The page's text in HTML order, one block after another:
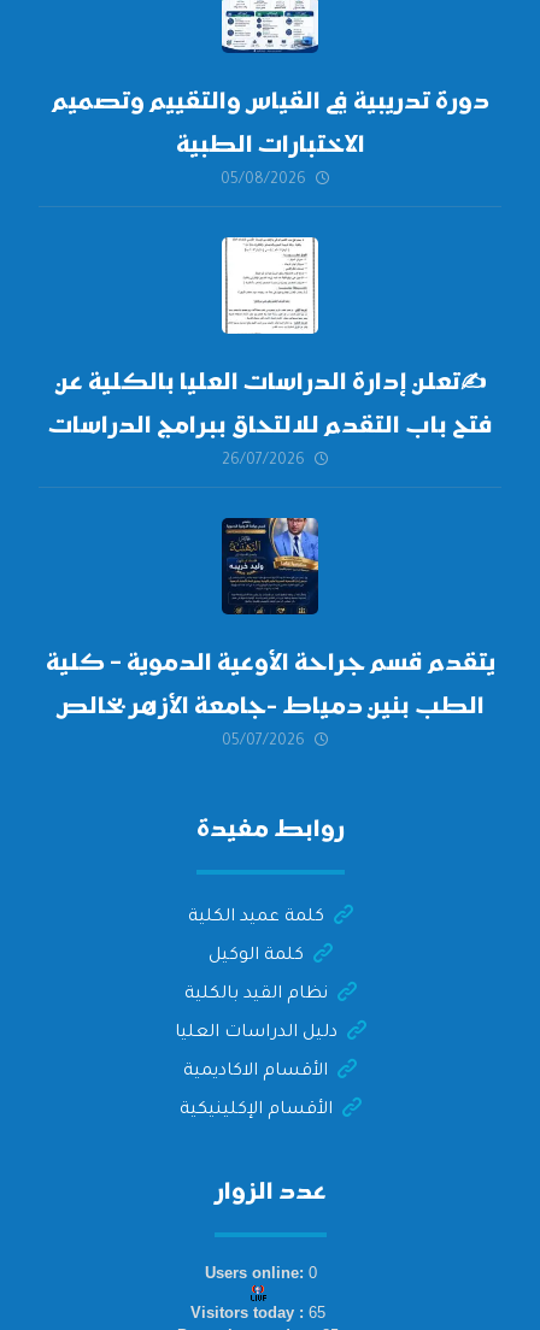
دورة تدريبية في القياس والتقييم وتصميم
الاختبارات الطبية
05/08/2026
✍تعلن إدارة الدراسات العليا بالكلية عن
فتح باب التقدم للالتحاق ببرامج الدراسات
العليا لدورة
أكتوبر 2026،
26/07/2026
يتقدم قسم جراحة الأوعية الدموية – كلية
الطب بنين دمياط -جامعة الأزهر بخالص
التهنئة وأصدق الأمنيات إلى الأستاذ
05/07/2026
روابط مفيدة
كلمة عميد الكلية
كلمة الوكيل
نظام القيد بالكلية
دليل الدراسات العليا
الأقسام الاكاديمية
الأقسام الإكلينيكية
عدد الزوار
Users online: 0
Visitors today : 65